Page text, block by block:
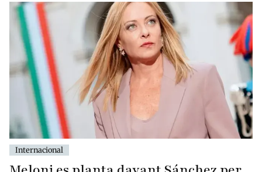
Internacional